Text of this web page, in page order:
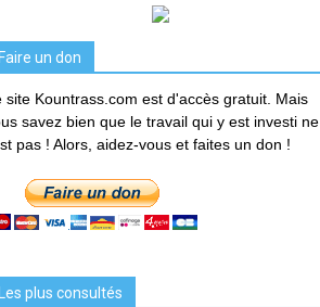
Faire un don
site Kountrass.com est d'accès gratuit. Mais
savez bien que le travail qui y est investi ne
pas ! Alors, aidez-vous et faites un don !
Les plus consultés